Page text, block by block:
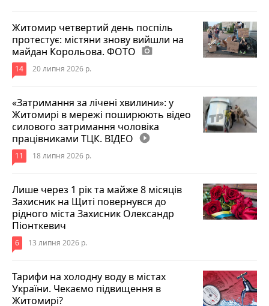
Житомир четвертий день поспіль
протестує: містяни знову вийшли на
майдан Корольова. ФОТО photo_camera
14 20 липня 2026 р.
«Затримання за лічені хвилини»: у
Житомирі в мережі поширюють відео
силового затримання чоловіка
працівниками ТЦК. ВІДЕО play_circle_filled
11 18 липня 2026 р.
Лише через 1 рік та майже 8 місяців
Захисник на Щиті повернувся до
рідного міста Захисник Олександр
Піонткевич
6 13 липня 2026 р.
Тарифи на холодну воду в містах
України. Чекаємо підвищення в
Житомирі?